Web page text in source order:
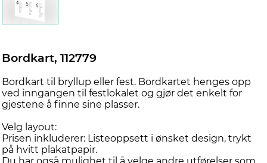
Bordkart, 112779
Bordkart til bryllup eller fest. Bordkartet henges opp
ved inngangen til festlokalet og gjør det enkelt for
gjestene å finne sine plasser.
Velg layout:
Prisen inkluderer: Listeoppsett i ønsket design, trykt
på hvitt plakatpapir.